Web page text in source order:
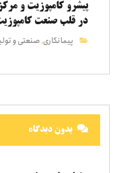
پیشرو کامپوزیت و
در قلب صنعت
پیمانکاری,صنعتی و
بدون دیدگاه